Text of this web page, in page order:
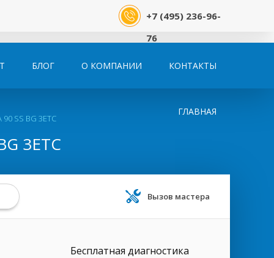
+7 (495) 236-96-
76
КОНТАКТЫ
О КОМПАНИИ
БЛОГ
ГЛАВНАЯ
SS BG 3ETC
3ETC
Вызов мастера
Бесплатная диагностика